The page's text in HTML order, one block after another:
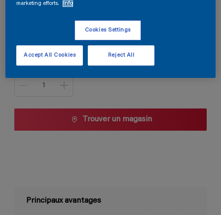
Taille de l’emballage
Quantité
Trouver un magasin
Principaux avantages
marketing efforts.
Info
Cookies Settings
Reject All
Accept All Cookies